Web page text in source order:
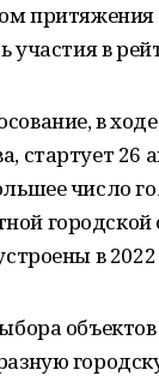
участия в
в
стартует 26
число
в 2022